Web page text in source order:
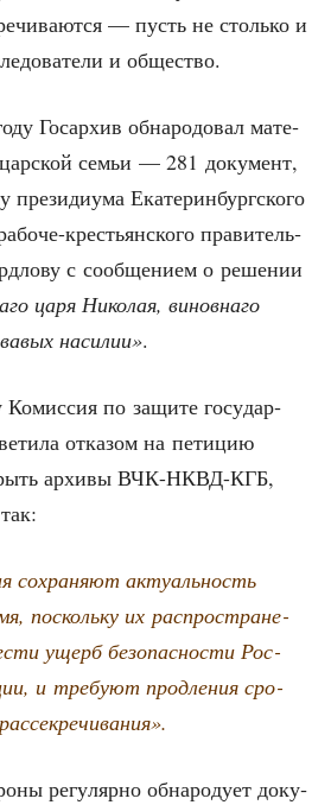
— пусть не столь­ко и
и общество.
Гос­ар­хив обна­ро­до­вал мате­
семьи — 281 доку­мент,
пре­зи­ди­у­ма Ека­те­рин­бург­ско­го
кре­стьян­ско­го пра­ви­тель­
с сооб­ще­ни­ем о реше­нии
царя Нико­лая, винов­на­го
наси­лии».
по защи­те госу­дар­
отка­зом на пети­цию
архи­вы ВЧК-НКВД-КГБ,
сохра­ня­ют акту­аль­ность
посколь­ку их рас­про­стра­не­
ущерб без­опас­но­сти Рос­
и тре­бу­ют про­дле­ния сро­
регу­ляр­но обна­ро­ду­ет доку­